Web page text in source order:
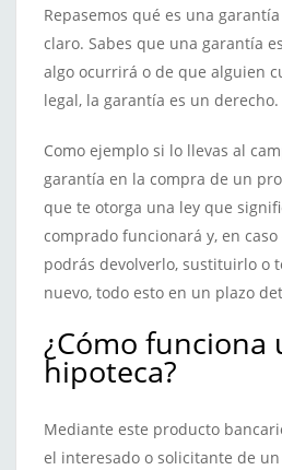
Repasemos qué es una
claro. Sabes que una garantía
algo ocurrirá o de que alguien
legal, la garantía es un derecho.
Como ejemplo si lo llevas al
garantía en la compra de un
que te otorga una ley que
comprado funcionará y, en
podrás devolverlo, sustituirlo o
nuevo, todo esto en un plazo
¿Cómo funciona
hipoteca?
Mediante este producto
el interesado o solicitante de